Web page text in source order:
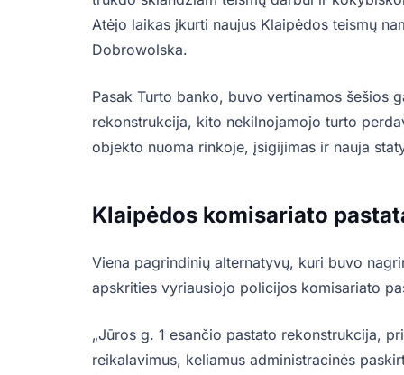
Atėjo laikas įkurti naujus Klaipėdos teismų
Dobrowolska.
Pasak Turto banko, buvo vertinamos šešios
rekonstrukcija, kito nekilnojamojo turto
objekto nuoma rinkoje, įsigijimas ir nauja
Klaipėdos komisariato
Viena pagrindinių alternatyvų, kuri buvo
apskrities vyriausiojo policijos komisariato
„Jūros g. 1 esančio pastato rekonstrukcija,
reikalavimus, keliamus administracinės